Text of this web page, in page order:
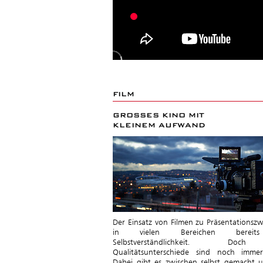
FILM
GROSSES KINO MIT
KLEINEM AUFWAND
Der Einsatz von Filmen zu
in vielen Bereichen
Selbstverständlichkeit.
Qualitätsunterschiede sind noch